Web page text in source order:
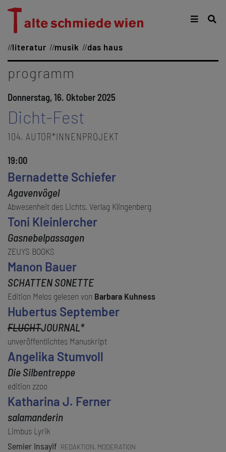
literatur musik das haus
programm
Donnerstag, 16. Oktober 2025
Dicht-Fest
104. AUTOR*INNENPROJEKT
19:00
Bernadette Schiefer
Agavenvögel
Abwesenheit des Lichts. Verlag Klingenberg
Toni Kleinlercher
Gasnebelpassagen
ZEUYS BOOKS
Manon Bauer
SCHATTEN SONETTE
Edition Melos gelesen von Barbara Kuhness
Hubertus September
FLUCHTJOURNAL*
unveröffentlichtes Manuskript
Angelika Stumvoll
Die Silbentreppe
edition zzoo
Katharina J. Ferner
salamanderin
Limbus Lyrik
Semier Insayif REDAKTION, MODERATION